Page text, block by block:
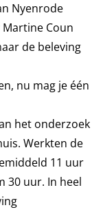
Nyenrode
Coun
de beleving
nu mag je één
het onderzoek
Werkten de
11 uur
30 uur. In heel